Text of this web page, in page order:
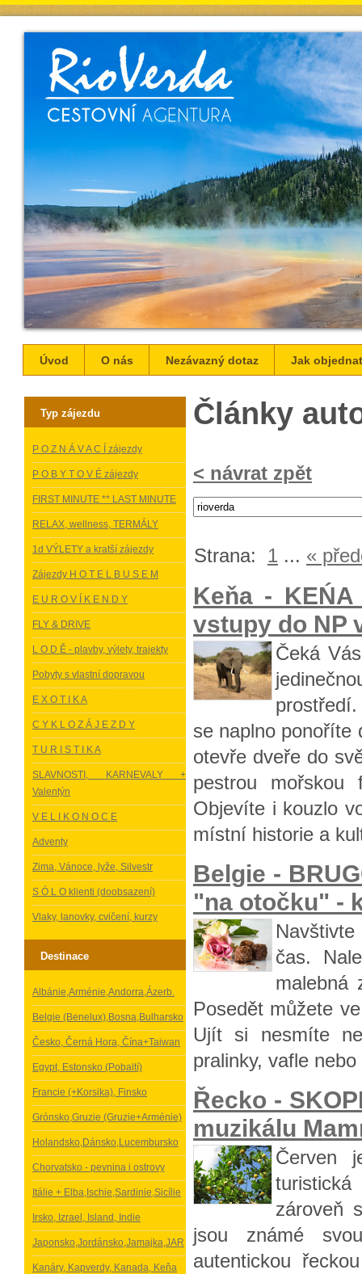
Úvod O nás Nezávazný dotaz Jak
Typ zájezdu
P O Z N Á V A C Í zájezdy
P O B Y T O V É zájezdy
FIRST MINUTE ** LAST MINUTE
RELAX, wellness, TERMÁLY
1d VÝLETY a kratší zájezdy
Zájezdy H O T E L B U S E M
E U R O V Í K E N D Y
FLY & DRIVE
L O D Ě - plavby, výlety, trajekty
Pobyty s vlastní dopravou
E X O T I K A
C Y K L O Z Á J E Z D Y
T U R I S T I K A
SLAVNOSTI, KARNEVALY +
Valentýn
V E L I K O N O C E
Adventy
Zima, Vánoce, lyže, Silvestr
S Ó L O klienti (doobsazení)
Vlaky, lanovky, cvičení, kurzy
Destinace
Albánie,Arménie,Andorra,Ázerb.
Belgie (Benelux),Bosna,Bulharsko
Česko, Černá Hora, Čína+Taiwan
Egypt, Estonsko (Pobaltí)
Francie (+Korsika), Finsko
Grónsko,Gruzie (Gruzie+Arménie)
Holandsko,Dánsko,Lucembursko
Chorvatsko - pevnina i ostrovy
Itálie + Elba,Ischie,Sardinie,Sicílie
Irsko, Izrael, Island, Indie
Japonsko,Jordánsko,Jamajka,JAR
Kanáry, Kapverdy, Kanada, Keňa
Články
< návrat zpět
Strana: 1 ... «
Keňa -
vstupy do NP
Čeká
se naplno ponoříte
otevře dveře do
pestrou mořskou
Objevíte i kouzlo
místní historie a
Belgie -
"na otočku" -
čas.
malebná
Posedět můžete
Ujít si nesmíte
pralinky, vafle
Řecko -
muzikálu
Červen
zároveň
jsou známé
autentickou